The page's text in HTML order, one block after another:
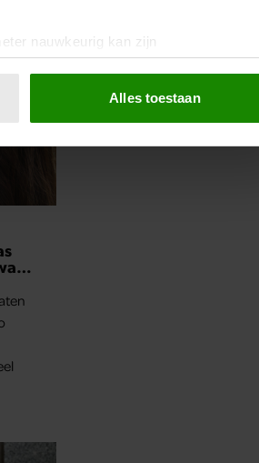
nauwkeurig kan zijn
(fingerprinting)
voor social media te bieden en om ons
site met onze partners voor social
met andere informatie die u aan ze
U gaat akkoord met onze cookies als
Alles toestaan